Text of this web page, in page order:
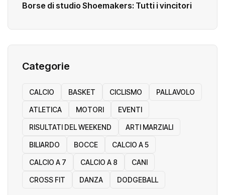
Borse di studio Shoemakers: Tutti i vincitori
Categorie
CALCIO BASKET CICLISMO PALLAVOLO
ATLETICA MOTORI EVENTI
RISULTATI DEL WEEKEND ARTI MARZIALI
BILIARDO BOCCE CALCIO A 5
CALCIO A 7 CALCIO A 8 CANI
CROSS FIT DANZA DODGEBALL